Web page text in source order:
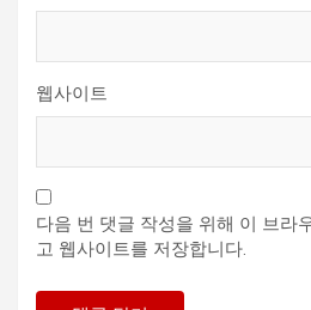
웹사이트
다음 번 댓글 작성을 위해 이 브라
고 웹사이트를 저장합니다.